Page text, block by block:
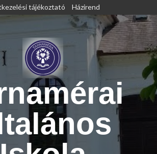
tájékoztató Házirend